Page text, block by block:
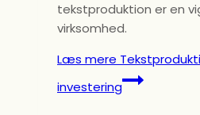
tekstproduktion er en
virksomhed.
Læs mere
investering